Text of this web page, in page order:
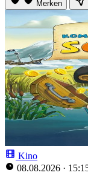
Merken
Kino
08.08.2026 ·